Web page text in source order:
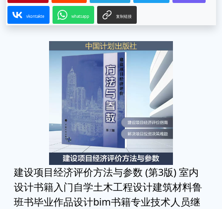
vkontakte whatsapp 复制链接
建设项目经济评价方法与参数 (第3版) 室内
设计书籍入门自学土木工程设计建筑材料鲁
班书毕业作品设计bim书籍专业技术人员继